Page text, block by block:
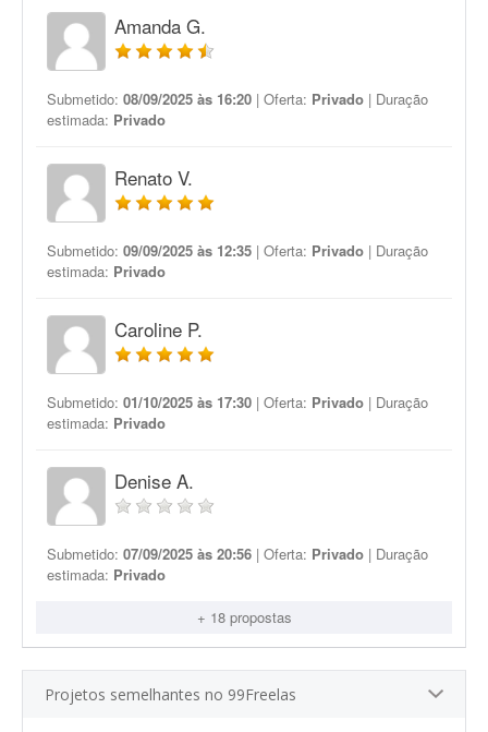
Amanda G.
Submetido: 08/09/2025 às 16:20 | Oferta: Privado | Duração
estimada: Privado
Renato V.
Submetido: 09/09/2025 às 12:35 | Oferta: Privado | Duração
estimada: Privado
Caroline P.
Submetido: 01/10/2025 às 17:30 | Oferta: Privado | Duração
estimada: Privado
Denise A.
Submetido: 07/09/2025 às 20:56 | Oferta: Privado | Duração
estimada: Privado
+ 18 propostas
Projetos semelhantes no 99Freelas